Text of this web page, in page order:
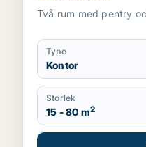
Två rum med pentry
Type
Kontor
Storlek
15 - 80 m2